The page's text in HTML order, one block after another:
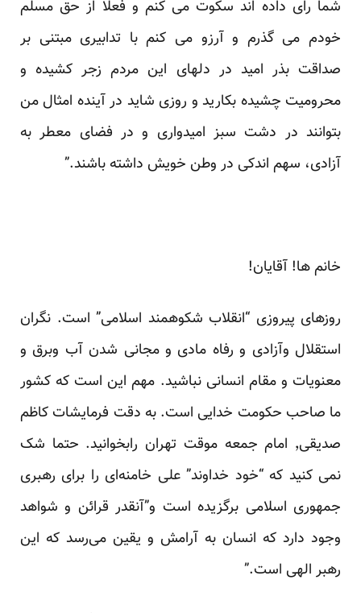
شما رای داده اند سکوت می کنم و فعلا از حق مسلم
خودم می گذرم و آرزو می کنم با تدابیری مبتنی بر
صداقت بذر امید در دلهای این مردم زجر کشیده و
محرومیت چشیده بکارید و روزی شاید در آینده امثال من
بتوانند در دشت سبز امیدواری و در فضای معطر به
آزادی، سهم اندکی در وطن خویش داشته باشند.”
خانم ها! آقایان!
روزهای پیروزی “انقلاب شکوهمند اسلامی” است. نگران
استقلال وآزادی و رفاه مادی و مجانی شدن آب وبرق و
معنویات و مقام انسانی نباشید. مهم این است که کشور
ما صاحب حکومت خدایی است. به دقت فرمایشات کاظم
صدیقی٬ امام جمعه موقت تهران ر
ابخوانید. حتما شک
نمی کنید که “خود خداوند” علی خامنه‌ای را برای رهبری
جمهوری اسلامی برگزیده است و”آنقدر قرائن و شواهد
وجود دارد که انسان به آرامش و یقین می‌رسد که این
رهبر الهی است.”